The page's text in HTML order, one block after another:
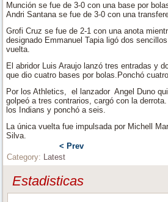
Munción se fue de 3-0 con una base por
Andri Santana se fue de 3-0 con una
Grofi Cruz se fue de 2-1 con una anota
designado Emmanuel Tapia ligó dos
vuelta.
El abridor Luis Araujo lanzó tres entradas y
que dio cuatro bases por bolas.Ponchó
Por los Athletics,
el lanzador Angel Duno
golpeó a tres contrarios, cargó con la
los Indians y ponchó a seis.
La única vuelta fue impulsada por Michell
Silva.
< Prev
Category: Latest
Estadisticas